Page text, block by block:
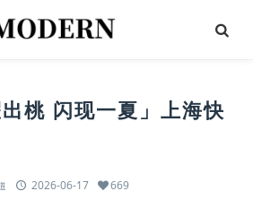
桃 闪现一夏」上海快
2026-06-17 669